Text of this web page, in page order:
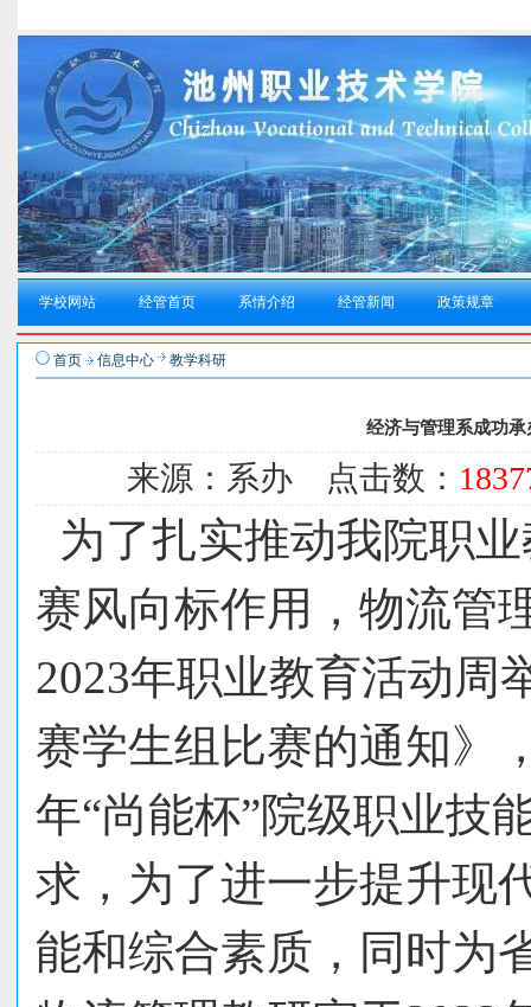
学校网站 经管首页 系情介绍 经管新闻 政策规章
首页 信息中心 教学科研
经济与管理系成功
来源：系办 点击数：
为了扎实推动我院职
赛风向标作用，物流管
2023年职业教育活动周
赛学生组比赛的通知》
年“尚能杯”院级职业技
求，为了进一步提升现
能和综合素质，同时为